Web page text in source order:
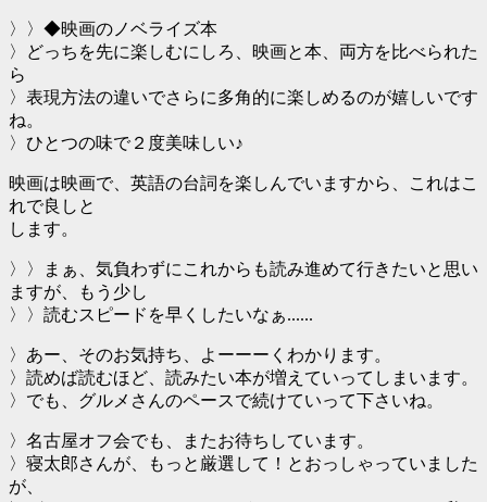
〉〉◆映画のノベライズ本
〉どっちを先に楽しむにしろ、映画と本、両方を比べられた
ら
〉表現方法の違いでさらに多角的に楽しめるのが嬉しいです
ね。
〉ひとつの味で２度美味しい♪
映画は映画で、英語の台詞を楽しんでいますから、これはこ
れで良しと
します。
〉〉まぁ、気負わずにこれからも読み進めて行きたいと思い
ますが、もう少し
〉〉読むスピードを早くしたいなぁ......
〉あー、そのお気持ち、よーーーくわかります。
〉読めば読むほど、読みたい本が増えていってしまいます。
〉でも、グルメさんのペースで続けていって下さいね。
〉名古屋オフ会でも、またお待ちしています。
〉寝太郎さんが、もっと厳選して！とおっしゃっていました
が、